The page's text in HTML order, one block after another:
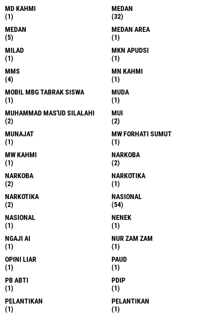
MD KAHMI
(1)
MEDAN
(32)
MEDAN
(5)
MEDAN AREA
(1)
MILAD
(1)
MKN APUDSI
(1)
MMS
(4)
MN KAHMI
(1)
MOBIL MBG TABRAK SISWA
(1)
MUDA
(1)
MUHAMMAD MAS'UD SILALAHI
(2)
MUI
(2)
MUNAJAT
(1)
MW FORHATI SUMUT
(1)
MW KAHMI
(1)
NARKOBA
(2)
NARKOBA
(2)
NARKOTIKA
(1)
NARKOTIKA
(2)
NASIONAL
(54)
NASIONAL
(1)
NENEK
(1)
NGAJI AI
(1)
NUR ZAM ZAM
(1)
OPINI LIAR
(1)
PAUD
(1)
PB ABTI
(1)
PDIP
(1)
PELANTIKAN
(1)
PELANTIKAN
(1)